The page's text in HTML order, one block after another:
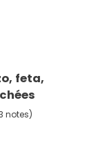
feta,
notes)